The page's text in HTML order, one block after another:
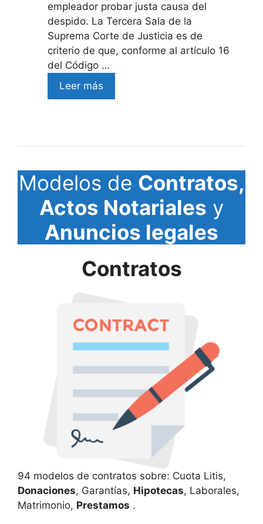
empleador probar justa causa del
despido. La Tercera Sala de la
Suprema Corte de Justicia es de
criterio de que, conforme al artículo 16
del Código …
Leer más
Modelos de Contratos,
Actos Notariales y
Anuncios legales
Contratos
94 modelos de contratos sobre: Cuota Litis,
Donaciones, Garantías, Hipotecas, Laborales,
Matrimonio, Prestamos .